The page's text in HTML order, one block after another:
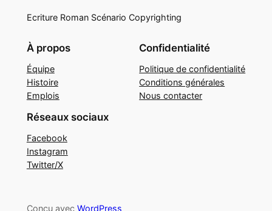
Ecriture Roman Scénario Copyrighting
À propos
Équipe
Histoire
Emplois
Confidentialité
Politique de confidentialité
Conditions générales
Nous contacter
Réseaux sociaux
Facebook
Instagram
Twitter/X
Conçu avec WordPress